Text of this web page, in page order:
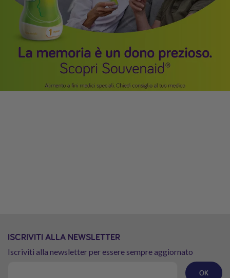
ISCRIVITI ALLA NEWSLETTER
Iscriviti alla newsletter per essere sempre aggiornato
OK